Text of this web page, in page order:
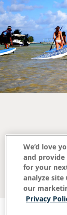
We’d love
and provide
for your
analyze site
our
Privacy